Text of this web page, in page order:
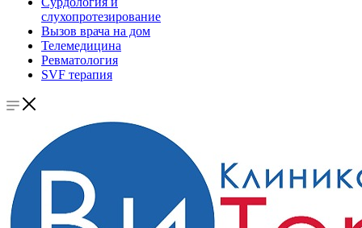
слухопротезирование
Вызов врача на дом
Телемедицина
Ревматология
SVF терапия